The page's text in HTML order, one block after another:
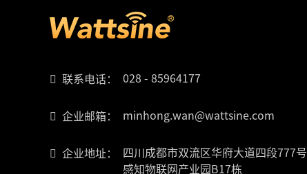
联系电话： 028 - 85964177
企业邮箱： minhong.wan@wattsine.com
企业地址：
四川成都市双流区华府大道四段777号
感知物联网产业园B17栋